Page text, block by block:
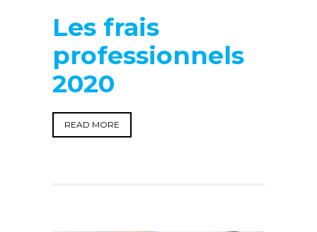
Les frais
professionnels
2020
READ MORE